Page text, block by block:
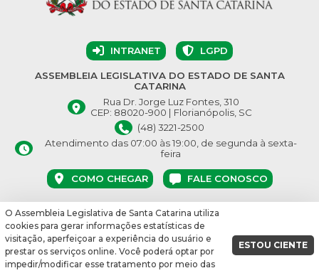
INTRANET LGPD
ASSEMBLEIA LEGISLATIVA DO ESTADO DE SANTA
CATARINA
Rua Dr. Jorge Luz Fontes, 310
CEP: 88020-900 | Florianópolis, SC
(48) 3221-2500
Atendimento das 07:00 às 19:00, de segunda à sexta-
feira
COMO CHEGAR FALE CONOSCO
© Assembleia Legislativa do Estado de Santa Catarina 2026.
Desenvolvido por:
vbuild 17609
O Assembleia Legislativa de Santa Catarina utiliza
cookies para gerar informações estatísticas de
visitação, aperfeiçoar a experiência do usuário e
prestar os serviços online. Você poderá optar por
impedir/modificar esse tratamento por meio das
ESTOU CIENTE